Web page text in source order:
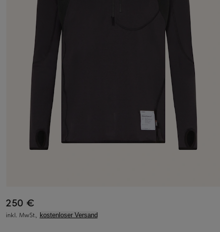
250 €
inkl. MwSt., kostenloser Versand